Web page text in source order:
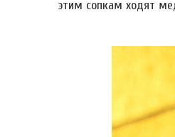
этим сопкам ходят